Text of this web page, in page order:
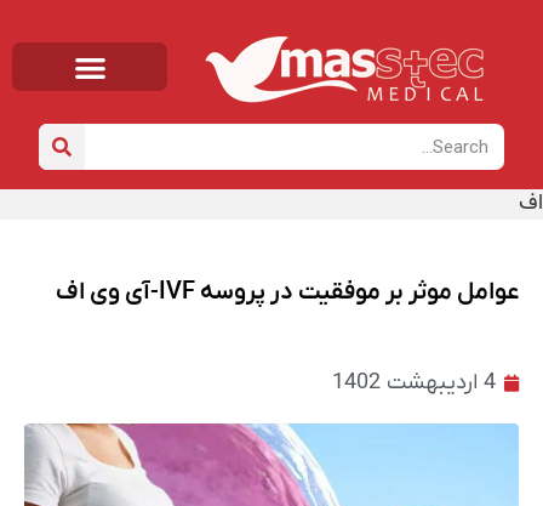
/دانشنامه
/ عوامل موثر بر موفقیت در پروسه IVF-آی وی
اف
عوامل موثر بر موفقیت در پروسه IVF-آی وی اف
4 اردیبهشت 1402